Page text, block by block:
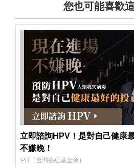
您也可能喜歡
立即諮詢HPV！是對自己健康
不嫌晚！
PR（台灣癌症基金會）